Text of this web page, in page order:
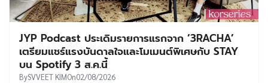
JYP Podcast ประเดิมรายการแรกจาก ‘3RACHA’
เตรียมแชร์แรงบันดาลใจและโมเมนต์พิเศษกับ STAY
บน Spotify 3 ส.ค.นี้
BySVVEET KIMOn02/08/2026